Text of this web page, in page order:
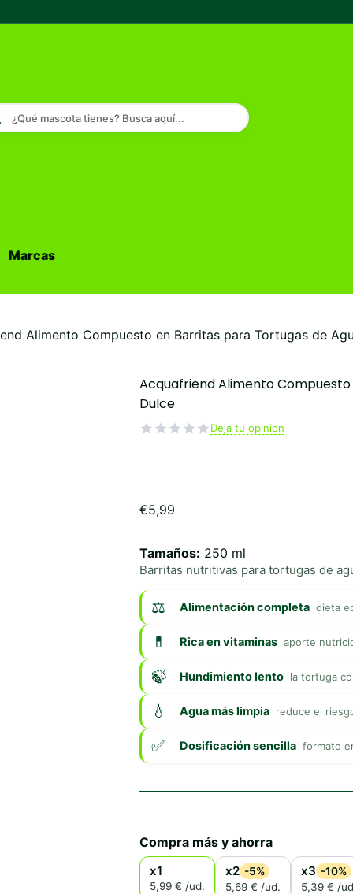
¿Qué mascota tienes? Busca aquí...
Marcas
Alimento Compuesto en Barritas para Tortugas de
Acquafriend Alimento
Dulce
Deja tu opinion
€5,99
Tamaños: 250 ml
Barritas nutritivas para tortugas de
Alimentación completa dieta
Rica en vitaminas aporte
Hundimiento lento la tortuga
Agua más limpia reduce el
Dosificación sencilla formato
Compra más y ahorra
x1
5,99 € /ud.
x2 -5%
5,69 € /ud.
x3 -10%
5,39 € /